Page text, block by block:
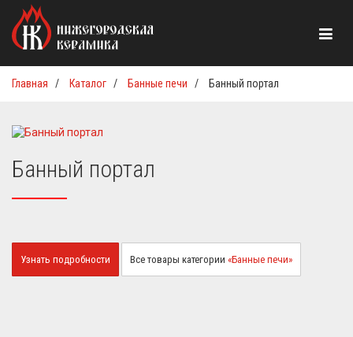
Главная / Каталог / Банные печи / Банный портал
Банный портал
Узнать подробности Все товары категории «Банные печи»